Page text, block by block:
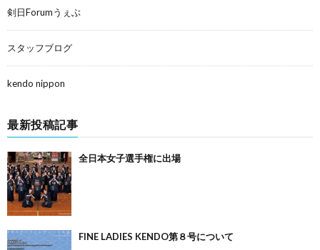
剣日Forumうぇぶ
スタッフブログ
kendo nippon
最新投稿記事
全日本女子選手権に出場
FINE LADIES KENDO第８号について